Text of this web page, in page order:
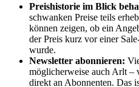
Preishistorie im Blick
schwanken Preise teils
können zeigen, ob ein
der Preis kurz vor einer
wurde.
Newsletter abonnieren:
möglicherweise auch Arlt –
direkt an Abonnenten. Das